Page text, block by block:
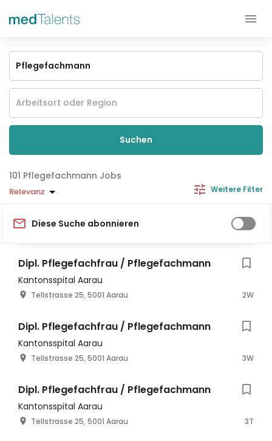
Suchen
Pflegefachmann Jobs
Relevanz Weitere Filter
Diese Suche abonnieren
Dipl. Pflegefachfrau / Pflegefachmann
Kantonsspital Aarau
Tellstrasse 25, 5001 Aarau 2W
Dipl. Pflegefachfrau / Pflegefachmann
Kantonsspital Aarau
Tellstrasse 25, 5001 Aarau 3W
Dipl. Pflegefachfrau / Pflegefachmann
Kantonsspital Aarau
Tellstrasse 25, 5001 Aarau 3T